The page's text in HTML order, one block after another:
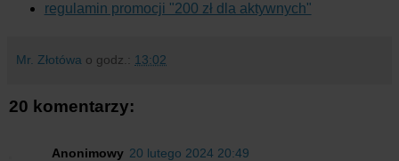
regulamin promocji "200 zł dla aktywnych"
Mr. Złotówa o godz.: 13:02
20 komentarzy:
Anonimowy 20 lutego 2024 20:49